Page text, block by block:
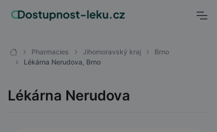
Pharmacies Jihomoravský kraj
Brno
Lékárna Nerudova, Brno
Lékárna Nerudova